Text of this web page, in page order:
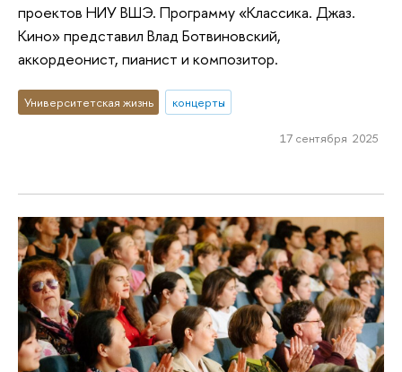
проектов НИУ ВШЭ. Программу «Классика. Джаз.
Кино» представил Влад Ботвиновский,
аккордеонист, пианист и композитор.
Университетская жизнь концерты
17 сентября 2025